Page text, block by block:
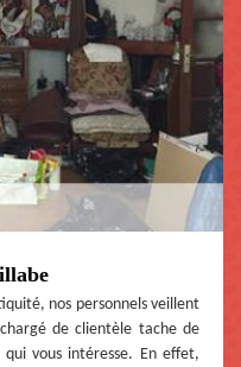
nos personnels veillent
de clientèle tache de
vous intéresse. En effet,